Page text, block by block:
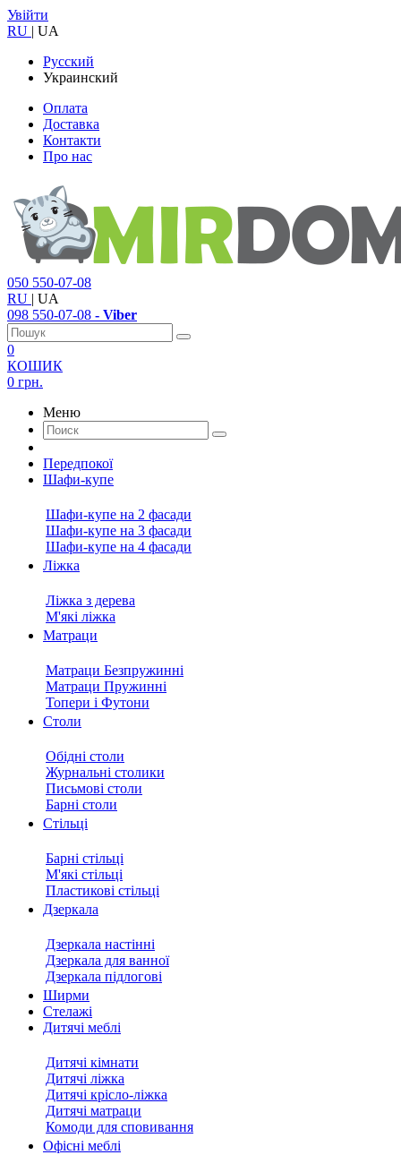
Увійти
RU | UA
Русский
Украинский
Оплата
Доставка
Контакти
Про нас
050 550-07-08
RU | UA
098 550-07-08 - Viber
0
КОШИК
0 грн.
Меню
Передпокої
Шафи-купе
Шафи-купе на 2 фасади
Шафи-купе на 3 фасади
Шафи-купе на 4 фасади
Ліжка
Ліжка з дерева
М'які ліжка
Матраци
Матраци Безпружинні
Матраци Пружинні
Топери і Футони
Столи
Обідні столи
Журнальні столики
Письмові столи
Барні столи
Стільці
Барні стільці
М'які стільці
Пластикові стільці
Дзеркала
Дзеркала настінні
Дзеркала для ванної
Дзеркала підлогові
Ширми
Стелажі
Дитячі меблі
Дитячі кімнати
Дитячі ліжка
Дитячі крісло-ліжка
Дитячі матраци
Комоди для сповивання
Офісні меблі